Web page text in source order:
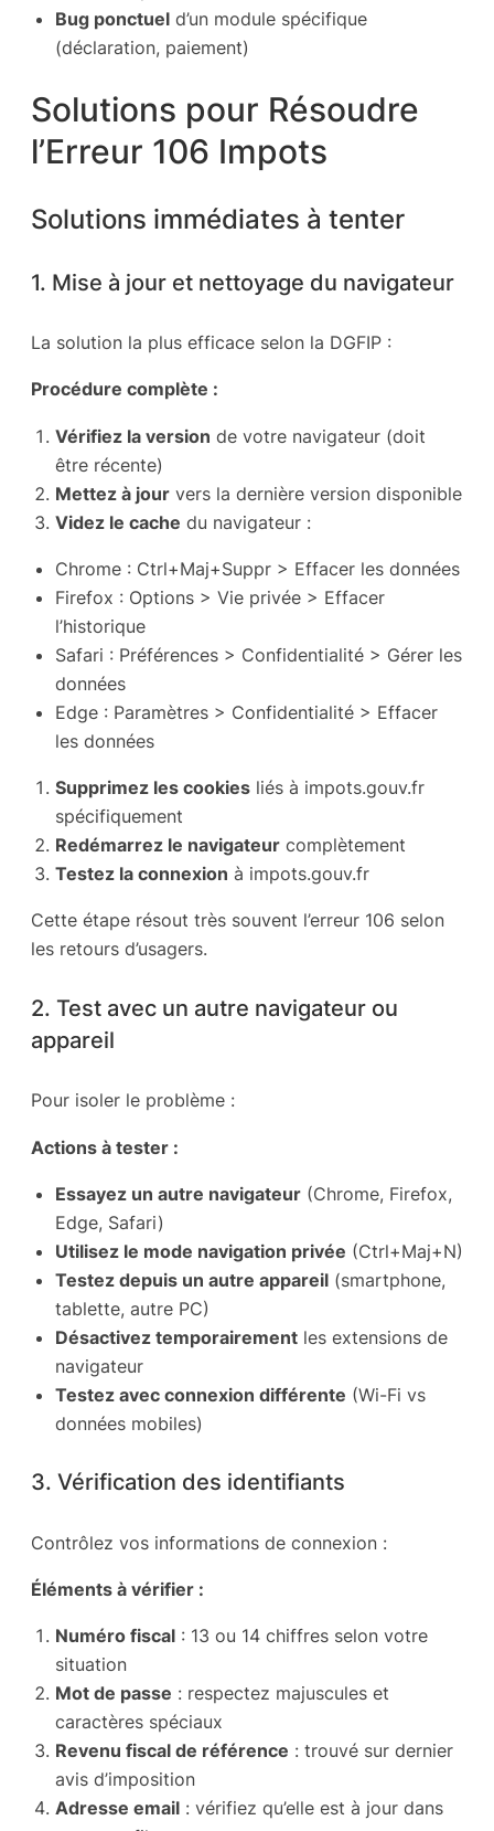
Bug ponctuel d’un module spécifique
(déclaration, paiement)
Solutions pour Résoudre
l’Erreur 106 Impots
Solutions immédiates à tenter
1. Mise à jour et nettoyage du navigateur
La solution la plus efficace selon la DGFIP :
Procédure complète :
Vérifiez la version de votre navigateur (doit
être récente)
Mettez à jour vers la dernière version disponible
Videz le cache du navigateur :
Chrome : Ctrl+Maj+Suppr > Effacer les données
Firefox : Options > Vie privée > Effacer
l’historique
Safari : Préférences > Confidentialité > Gérer les
données
Edge : Paramètres > Confidentialité > Effacer
les données
Supprimez les cookies liés à impots.gouv.fr
spécifiquement
Redémarrez le navigateur complètement
Testez la connexion à impots.gouv.fr
Cette étape résout très souvent l’erreur 106 selon
les retours d’usagers.
2. Test avec un autre navigateur ou
appareil
Pour isoler le problème :
Actions à tester :
Essayez un autre navigateur (Chrome, Firefox,
Edge, Safari)
Utilisez le mode navigation privée (Ctrl+Maj+N)
Testez depuis un autre appareil (smartphone,
tablette, autre PC)
Désactivez temporairement les extensions de
navigateur
Testez avec connexion différente (Wi-Fi vs
données mobiles)
3. Vérification des identifiants
Contrôlez vos informations de connexion :
Éléments à vérifier :
Numéro fiscal : 13 ou 14 chiffres selon votre
situation
Mot de passe : respectez majuscules et
caractères spéciaux
Revenu fiscal de référence : trouvé sur dernier
avis d’imposition
Adresse email : vérifiez qu’elle est à jour dans